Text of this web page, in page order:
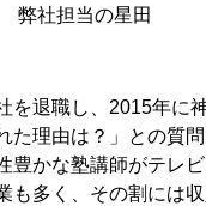
弊社担当の星田
を退職し、2015年に
た理由は？」との質
豊かな塾講師がテレ
も多く、その割には